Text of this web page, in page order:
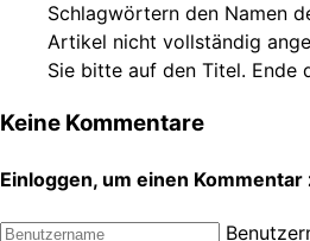
Schlagwörtern den Namen
Artikel nicht vollständig
Sie bitte auf den Titel. Ende
Keine Kommentare
Einloggen, um einen